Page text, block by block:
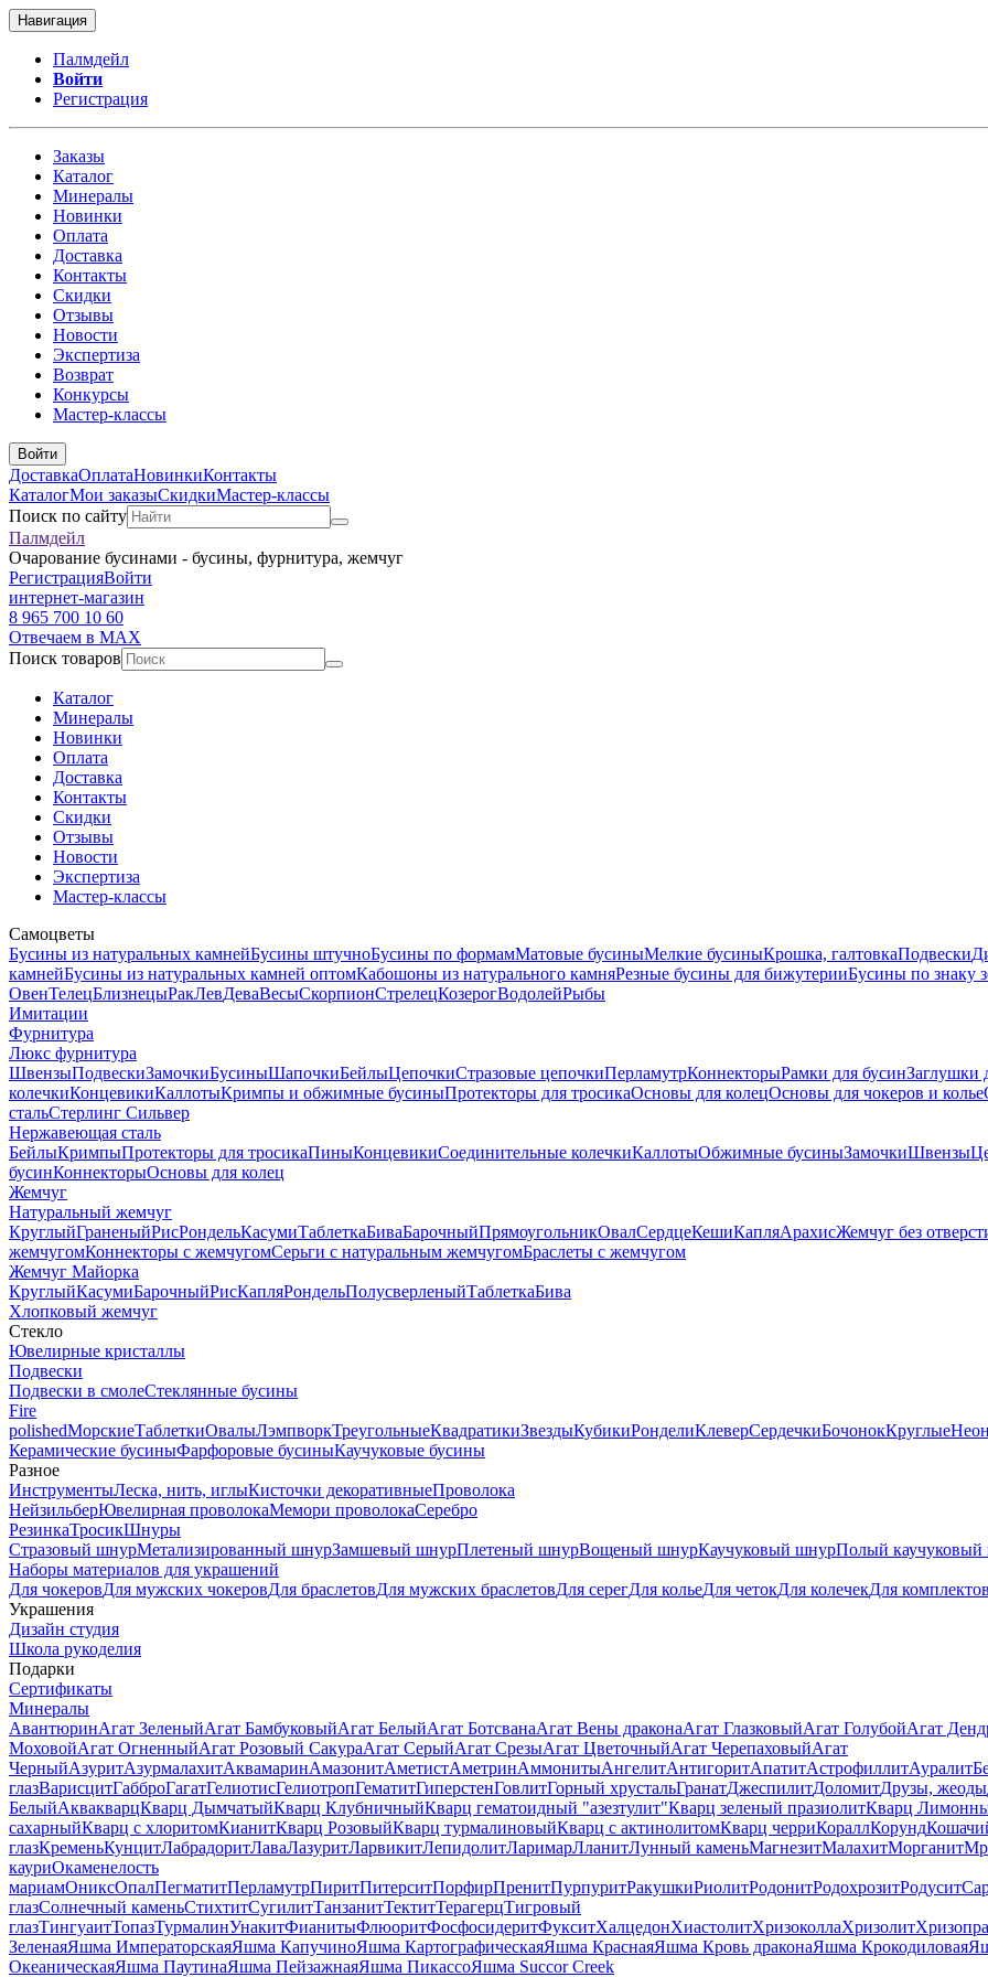
Навигация
Палмдейл
Войти
Регистрация
Заказы
Каталог
Минералы
Новинки
Оплата
Доставка
Контакты
Скидки
Отзывы
Новости
Экспертиза
Возврат
Конкурсы
Мастер-классы
Войти
ДоставкаОплатаНовинкиКонтакты
КаталогМои заказыСкидкиМастер-классы
Поиск по сайту
Палмдейл
Очарование бусинами - бусины, фурнитура, жемчуг
РегистрацияВойти
интернет-магазин
8 965 700 10 60
Отвечаем в MAX
Поиск товаров
Каталог
Минералы
Новинки
Оплата
Доставка
Контакты
Скидки
Отзывы
Новости
Экспертиза
Мастер-классы
Самоцветы
Бусины из натуральных камнейБусины штучноБусины по формамМатовые бусиныМелкие бусиныКрошка, галтовкаПодвески
камнейБусины из натуральных камней оптомКабошоны из натурального камняРезные бусины для бижутерииБусины по знаку
ОвенТелецБлизнецыРакЛевДеваВесыСкорпионСтрелецКозерогВодолейРыбы
Имитации
Фурнитура
Люкс фурнитура
ШвензыПодвескиЗамочкиБусиныШапочкиБейлыЦепочкиСтразовые цепочкиПерламутрКоннекторыРамки для бусинЗаглушки
колечкиКонцевикиКаллотыКримпы и обжимные бусиныПротекторы для тросикаОсновы для колецОсновы для чокеров и колье
стальСтерлинг Сильвер
Нержавеющая сталь
БейлыКримпыПротекторы для тросикаПиныКонцевикиСоединительные колечкиКаллотыОбжимные бусиныЗамочкиШвензы
бусинКоннекторыОсновы для колец
Жемчуг
Натуральный жемчуг
КруглыйГраненыйРисРондельКасумиТаблеткаБиваБарочныйПрямоугольникОвалСердцеКешиКапляАрахисЖемчуг без
жемчугомКоннекторы с жемчугомСерьги с натуральным жемчугомБраслеты с жемчугом
Жемчуг Майорка
КруглыйКасумиБарочныйРисКапляРондельПолусверленыйТаблеткаБива
Хлопковый жемчуг
Стекло
Ювелирные кристаллы
Подвески
Подвески в смолеСтеклянные бусины
Fire
polishedМорскиеТаблеткиОвалыЛэмпворкТреугольныеКвадратикиЗвездыКубикиРонделиКлеверСердечкиБочонокКруглые
Керамические бусиныФарфоровые бусиныКаучуковые бусины
Разное
ИнструментыЛеска, нить, иглыКисточки декоративныеПроволока
НейзильберЮвелирная проволокаМемори проволокаСеребро
РезинкаТросикШнуры
Стразовый шнурМетализированный шнурЗамшевый шнурПлетеный шнурВощеный шнурКаучуковый шнурПолый
Наборы материалов для украшений
Для чокеровДля мужских чокеровДля браслетовДля мужских браслетовДля серегДля кольеДля четокДля колечекДля
Украшения
Дизайн студия
Школа рукоделия
Подарки
Сертификаты
Минералы
АвантюринАгат ЗеленыйАгат БамбуковыйАгат БелыйАгат БотсванаАгат Вены драконаАгат ГлазковыйАгат ГолубойАгат
МоховойАгат ОгненныйАгат Розовый СакураАгат СерыйАгат СрезыАгат ЦветочныйАгат ЧерепаховыйАгат
ЧерныйАзуритАзурмалахитАквамаринАмазонитАметистАметринАммонитыАнгелитАнтигоритАпатитАстрофиллитАуралит
глазВарисцитГабброГагатГелиотисГелиотропГематитГиперстенГовлитГорный хрустальГранатДжеспилитДоломитДрузы, жеоды
БелыйАквакварцКварц ДымчатыйКварц КлубничныйКварц гематоидный "азезтулит"Кварц зеленый празиолитКварц
сахарныйКварц с хлоритомКианитКварц РозовыйКварц турмалиновыйКварц с актинолитомКварц черриКораллКорунд
глазКременьКунцитЛабрадоритЛаваЛазуритЛарвикитЛепидолитЛаримарЛланитЛунный каменьМагнезитМалахитМорганит
кауриОкаменелость
мариамОниксОпалПегматитПерламутрПиритПитерситПорфирПренитПурпуритРакушкиРиолитРодонитРодохрозитРодусит
глазСолнечный каменьСтихтитСугилитТанзанитТектитТерагерцТигровый
глазТингуаитТопазТурмалинУнакитФианитыФлюоритФосфосидеритФукситХалцедонХиастолитХризоколлаХризолит
ЗеленаяЯшма ИмператорскаяЯшма КапучиноЯшма КартографическаяЯшма КраснаяЯшма Кровь драконаЯшма Крокодиловая
ОкеаническаяЯшма ПаутинаЯшма ПейзажнаяЯшма ПикассоЯшма Succor Creek